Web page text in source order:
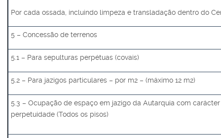
Por cada ossada, incluindo limpeza e transladação dentro do
5 – Concessão de terrenos
5.1 – Para sepulturas perpétuas (covais)
5.2 – Para jazigos particulares – por m2 – (máximo 12 m2)
5.3 – Ocupação de espaço em jazigo da Autarquia com
perpetuidade (Todos os pisos)